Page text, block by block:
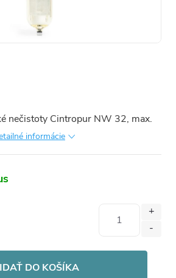
nečistoty Cintropur NW 32, max.
informácie
DO KOŠÍKA